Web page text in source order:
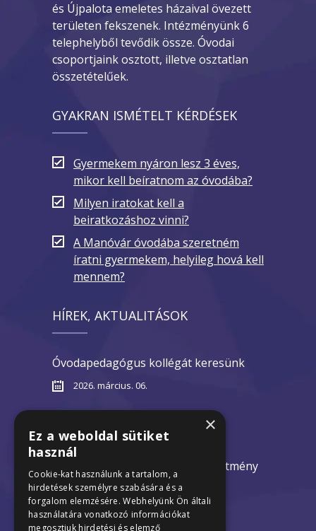
és Újpalota emeletes házaival övezett
területen fekszenek. Intézményünk 6
telephelyből tevődik össze. Óvodai
csoportjaink osztott, illetve osztatlan
összetételűek.
GYAKRAN ISMÉTELT KÉRDÉSEK
Gyermekem nyáron lesz 3 éves,
mikor kell beíratnom az óvodába?
Milyen iratokat kell a
beiratkozáshoz vinni?
A Manóvár óvodába szeretném
íratni gyermekem, helyileg hová kell
mennem?
HÍREK, AKTUALITÁSOK
Óvodapedagógus kollégát keresünk
2026. március. 06.
Nyílt napok 2026
2026. február 10.
Óvodák nyári zárva tartása hirdetmény
2026
2025. december 18.
×
Ez a weboldal sütiket
használ
Cookie-kat használunk a tartalom, a
hirdetések személyre szabására és a
forgalom elemzésére. Webhelyünk Ön általi
használatára vonatkozó információkat
megosztjuk hirdetési és elemző